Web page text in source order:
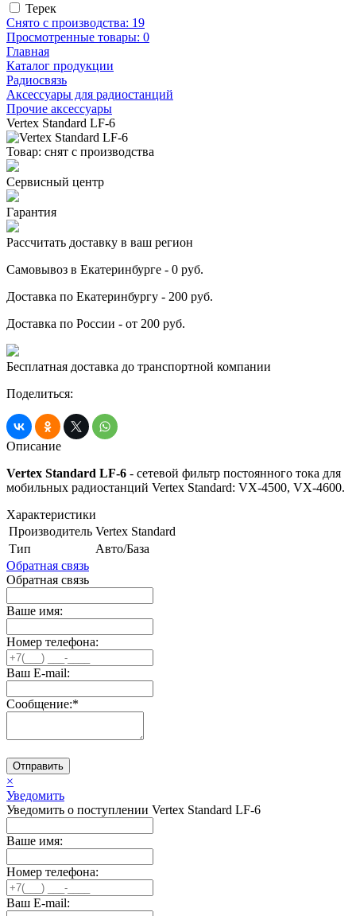
Терек
Снято с производства: 19
Просмотренные товары: 0
Главная
Каталог продукции
Радиосвязь
Аксессуары для радиостанций
Прочие аксессуары
Vertex Standard LF-6
Товар: снят с производства
Сервисный центр
Гарантия
Рассчитать доставку в ваш регион
Самовывоз в Екатеринбурге - 0 руб.
Доставка по Екатеринбургу - 200 руб.
Доставка по России - от 200 руб.
Бесплатная доставка до транспортной компании
Поделиться:
Описание
Vertex Standard LF-6 - сетевой фильтр постоянного тока для
мобильных радиостанций Vertex Standard: VX-4500, VX-4600.
Характеристики
Производитель Vertex Standard
Тип
Авто/База
Обратная связь
Обратная связь
Ваше имя:
Номер телефона:
Ваш E-mail:
Сообщение:*
Отправить
×
Уведомить
Уведомить о поступлении Vertex Standard LF-6
Ваше имя:
Номер телефона:
Ваш E-mail: